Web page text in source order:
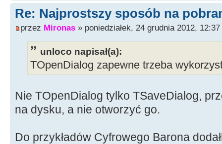
Re: Najprostszy sposób na
przez Mironas » poniedziałek, 24 grudnia 2012, 12:37
unloco napisał(a):
TOpenDialog zapewne trzeba
Nie TOpenDialog tylko TSaveDialog,
na dysku, a nie otworzyć go.
Do przykładów Cyfrowego Barona